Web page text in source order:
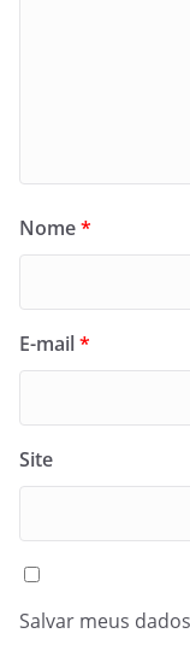
Nome*
E-mail*
Site
Salvar meus